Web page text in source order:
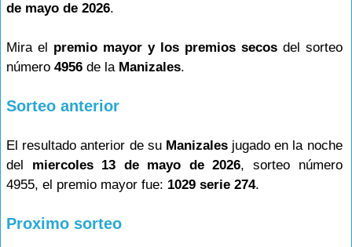
de mayo de 2026.
Mira el premio mayor y los premios secosdel sorteo
número 4956 de la Manizales.
Sorteo anterior
El resultado anterior de su Manizalesjugado en la noche
del miercoles 13 de mayo de 2026, sorteo número
4955, el premio mayor fue: 1029 serie 274.
Proximo sorteo